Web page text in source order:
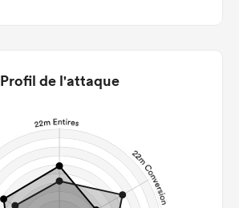
Profil de l'attaque